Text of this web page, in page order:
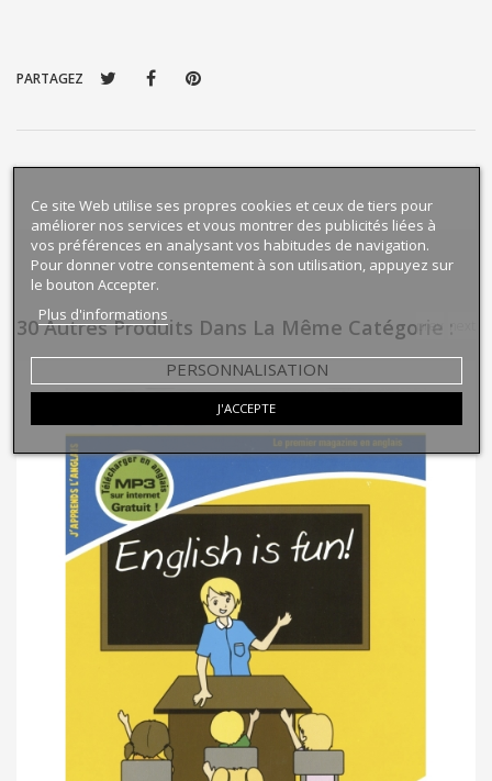
PARTAGEZ
30 Autres Produits Dans La Même Catégorie :
prev next
Ce site Web utilise ses propres cookies et ceux de tiers pour
améliorer nos services et vous montrer des publicités liées à
vos préférences en analysant vos habitudes de navigation.
Pour donner votre consentement à son utilisation, appuyez sur
le bouton Accepter.
Plus d'informations
PERSONNALISATION
J'ACCEPTE